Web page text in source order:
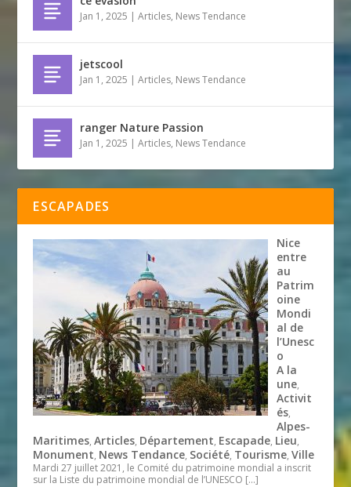
Jan 1, 2025 |Articles, News Tendance
jetscool
Jan 1, 2025 |Articles, News Tendance
ranger Nature Passion
Jan 1, 2025 |Articles, News Tendance
ESCAPADES
Nice
entre
au
Patrim
oine
Mondi
al de
l’Unesc
o
A la
une,
Activit
és,
Alpes-
Maritimes,Articles, Département, Escapade, Lieu,
Monument, News Tendance, Société, Tourisme,Ville
Mardi 27 juillet 2021, le Comité du patrimoine mondial a inscrit
sur la Liste du patrimoine mondial de l’UNESCO […]